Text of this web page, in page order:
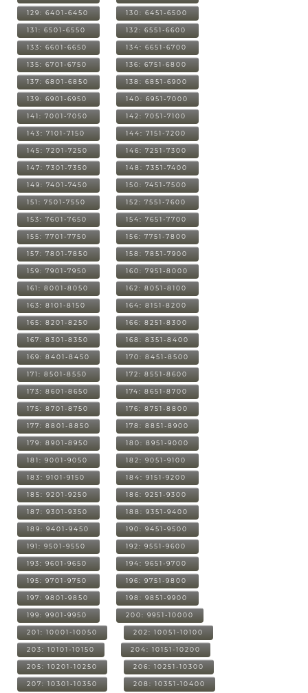
129: 6401-6450 130: 6451-6500
131: 6501-6550 132: 6551-6600
133: 6601-6650 134: 6651-6700
135: 6701-6750 136: 6751-6800
137: 6801-6850 138: 6851-6900
139: 6901-6950 140: 6951-7000
141: 7001-7050 142: 7051-7100
143: 7101-7150 144: 7151-7200
145: 7201-7250 146: 7251-7300
147: 7301-7350 148: 7351-7400
149: 7401-7450 150: 7451-7500
151: 7501-7550 152: 7551-7600
153: 7601-7650 154: 7651-7700
155: 7701-7750 156: 7751-7800
157: 7801-7850 158: 7851-7900
159: 7901-7950 160: 7951-8000
161: 8001-8050 162: 8051-8100
163: 8101-8150 164: 8151-8200
165: 8201-8250 166: 8251-8300
167: 8301-8350 168: 8351-8400
169: 8401-8450 170: 8451-8500
171: 8501-8550 172: 8551-8600
173: 8601-8650 174: 8651-8700
175: 8701-8750 176: 8751-8800
177: 8801-8850 178: 8851-8900
179: 8901-8950 180: 8951-9000
181: 9001-9050 182: 9051-9100
183: 9101-9150 184: 9151-9200
185: 9201-9250 186: 9251-9300
187: 9301-9350 188: 9351-9400
189: 9401-9450 190: 9451-9500
191: 9501-9550 192: 9551-9600
193: 9601-9650 194: 9651-9700
195: 9701-9750 196: 9751-9800
197: 9801-9850 198: 9851-9900
199: 9901-9950 200: 9951-10000
201: 10001-10050 202: 10051-10100
203: 10101-10150 204: 10151-10200
205: 10201-10250 206: 10251-10300
207: 10301-10350 208: 10351-10400